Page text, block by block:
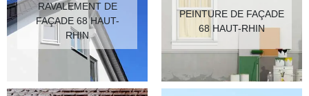
RAVALEMENT DE
FAÇADE 68 HAUT-
RHIN
PEINTURE DE FAÇADE
68 HAUT-RHIN